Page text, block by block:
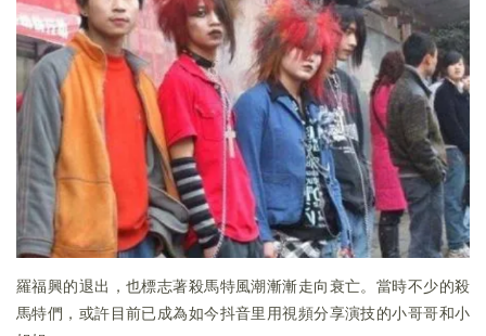
羅福興的退出，也標志著殺馬特風潮漸漸走向衰亡。當時不少的殺
馬特們，或許目前已成為如今抖音里用視頻分享演技的小哥哥和小